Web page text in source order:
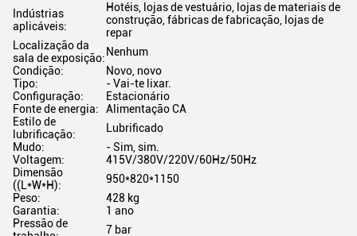
Indústrias
aplicáveis:
Hotéis, lojas de vestuário, lojas de materiais de
construção, fábricas de fabricação, lojas de
repar
Localização da
sala de exposição: Nenhum
Condição:
Novo, novo
Tipo:
- Vai-te lixar.
Configuração:
Estacionário
Fonte de energia:
Alimentação CA
Estilo de
lubrificação:
Lubrificado
Mudo:
- Sim, sim.
Voltagem:
415V/380V/220V/60Hz/50Hz
Dimensão
((L*W*H):
950*820*1150
Peso:
428 kg
Garantia:
1 ano
Pressão de
7 bar